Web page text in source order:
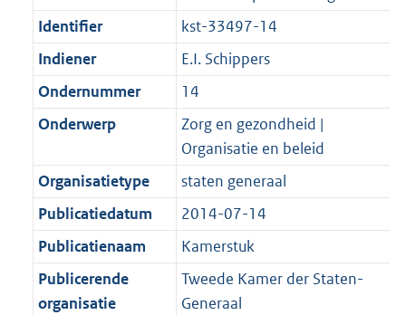
Identifier
kst-33497-14
Indiener
E.I. Schippers
Ondernummer
14
Onderwerp
Zorg en gezondheid |
Organisatie en beleid
Organisatietype
staten generaal
Publicatiedatum
2014-07-14
Publicatienaam
Kamerstuk
Publicerende
organisatie
Tweede Kamer der Staten-
Generaal